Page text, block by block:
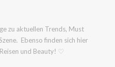
zu aktuellen Trends, Must
Ebenso finden sich hier
und Beauty! ♡